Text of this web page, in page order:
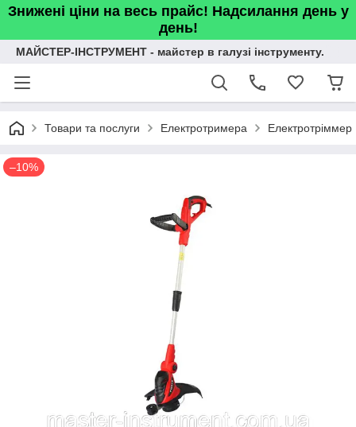
Знижені ціни на весь прайс! Надсилання день у
день!
МАЙСТЕР-ІНСТРУМЕНТ - майстер в галузі інструменту.
Товари та послуги Електротримера
–10%